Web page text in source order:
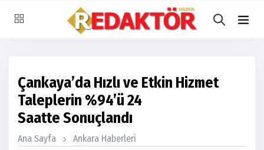
Çankaya’da Hızlı ve Etkin Hizmet
Taleplerin %94’ü 24
Saatte Sonuçlandı
Ana Sayfa Ankara Haberleri